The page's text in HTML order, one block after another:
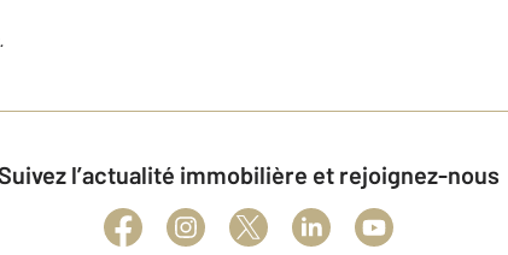
Suivez l’actualité immobilière et rejoignez-nous